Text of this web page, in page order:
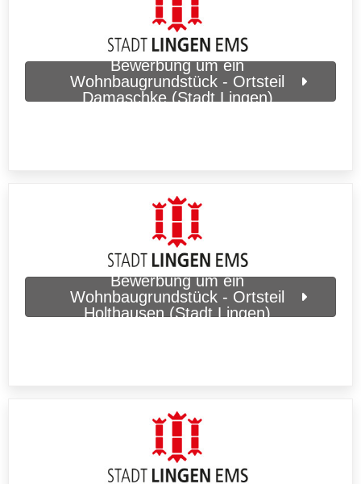
Bewerbung um ein
Wohnbaugrundstück - Ortsteil
Damaschke (Stadt Lingen)
Bewerbung um ein
Wohnbaugrundstück - Ortsteil
Holthausen (Stadt Lingen)